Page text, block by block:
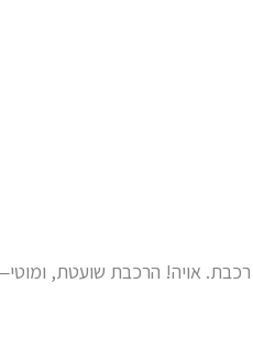
אויה! הרכבת שועטת,